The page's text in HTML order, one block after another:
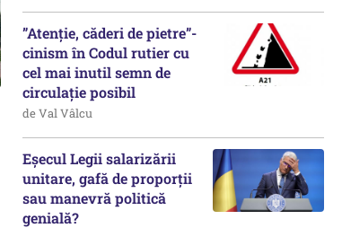
”Atenție, căderi de pietre”-
cinism în Codul rutier cu
cel mai inutil semn de
circulație posibil
de Val Vâlcu
Eșecul Legii salarizării
unitare, gafă de proporții
sau manevră politică
genială?